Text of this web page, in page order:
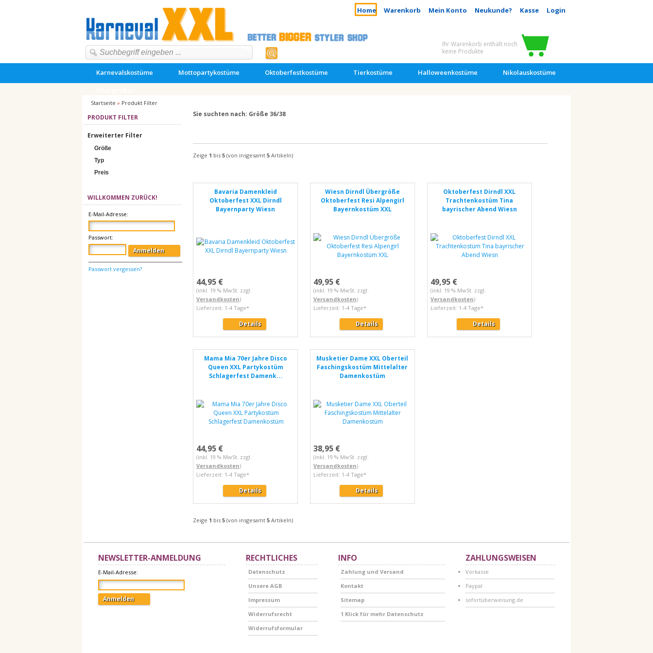
Home Warenkorb Mein Konto Neukunde? Kasse Login
Ihr Warenkorb enthält noch
keine Produkte
Karnevalskostüme Mottopartykostüme Oktoberfestkostüme Tierkostüme Halloweenkostüme Nikolauskostüme
Startseite » Produkt Filter
PRODUKT FILTER
Erweiterter Filter
Größe
Typ
Preis
WILLKOMMEN ZURÜCK!
E-Mail-Adresse:
Passwort:
Anmelden
Passwort vergessen?
Sie suchten nach: Größe 36/38
Zeige 1 bis 5 (von insgesamt 5 Artikeln)
Bavaria Damenkleid
Oktoberfest XXL Dirndl
Bayernparty Wiesn
44,95 €
(inkl. 19 % MwSt. zzgl.
Versandkosten)
Lieferzeit: 1-4 Tage*
Details
Wiesn Dirndl Übergröße
Oktoberfest Resi Alpengirl
Bayernkostüm XXL
49,95 €
(inkl. 19 % MwSt. zzgl.
Versandkosten)
Lieferzeit: 1-4 Tage*
Details
Oktoberfest Dirndl XXL
Trachtenkostüm Tina
bayrischer Abend Wiesn
49,95 €
(inkl. 19 % MwSt. zzgl.
Versandkosten)
Lieferzeit: 1-4 Tage*
Details
Mama Mia 70er Jahre Disco
Queen XXL Partykostüm
Schlagerfest Damenk...
44,95 €
(inkl. 19 % MwSt. zzgl.
Versandkosten)
Lieferzeit: 1-4 Tage*
Details
Musketier Dame XXL Oberteil
Faschingskostüm Mittelalter
Damenkostüm
38,95 €
(inkl. 19 % MwSt. zzgl.
Versandkosten)
Lieferzeit: 1-4 Tage*
Details
Zeige 1 bis 5 (von insgesamt 5 Artikeln)
NEWSLETTER-ANMELDUNG
E-Mail-Adresse:
Anmelden
RECHTLICHES
Datenschutz
Unsere AGB
Impressum
Widerrufsrecht
Widerrufsformular
INFO
Zahlung und Versand
Kontakt
Sitemap
1 Klick für mehr Datenschutz
ZAHLUNGSWEISEN
Vorkasse
Paypal
sofortüberweisung.de